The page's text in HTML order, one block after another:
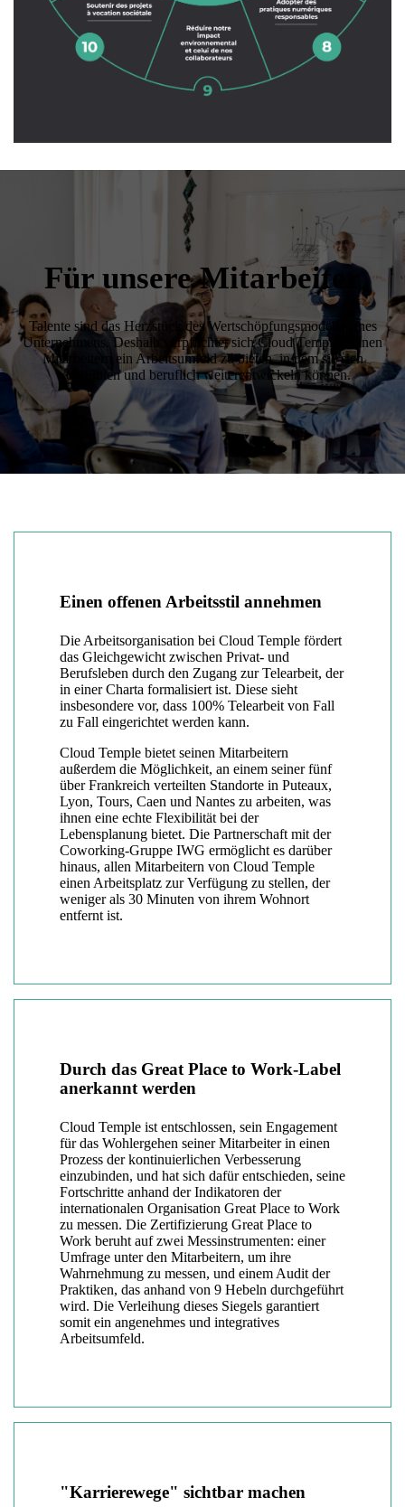
Für unsere Mitarbeiter
Talente sind das Herzstück des Wertschöpfungsmodells eines
Unternehmens. Deshalb verpflichtet sich Cloud Temple, seinen
Mitarbeitern ein Arbeitsumfeld zu bieten, in dem sie sich
wohlfühlen und beruflich weiterentwickeln können.
Einen offenen Arbeitsstil annehmen
Die Arbeitsorganisation bei Cloud Temple fördert
das Gleichgewicht zwischen Privat- und
Berufsleben durch den Zugang zur Telearbeit, der
in einer Charta formalisiert ist. Diese sieht
insbesondere vor, dass 100% Telearbeit von Fall
zu Fall eingerichtet werden kann.
Cloud Temple bietet seinen Mitarbeitern
außerdem die Möglichkeit, an einem seiner fünf
über Frankreich verteilten Standorte in Puteaux,
Lyon, Tours, Caen und Nantes zu arbeiten, was
ihnen eine echte Flexibilität bei der
Lebensplanung bietet. Die Partnerschaft mit der
Coworking-Gruppe IWG ermöglicht es darüber
hinaus, allen Mitarbeitern von Cloud Temple
einen Arbeitsplatz zur Verfügung zu stellen, der
weniger als 30 Minuten von ihrem Wohnort
entfernt ist.
Durch das Great Place to Work-Label
anerkannt werden
Cloud Temple ist entschlossen, sein Engagement
für das Wohlergehen seiner Mitarbeiter in einen
Prozess der kontinuierlichen Verbesserung
einzubinden, und hat sich dafür entschieden, seine
Fortschritte anhand der Indikatoren der
internationalen Organisation Great Place to Work
zu messen. Die Zertifizierung Great Place to
Work beruht auf zwei Messinstrumenten: einer
Umfrage unter den Mitarbeitern, um ihre
Wahrnehmung zu messen, und einem Audit der
Praktiken, das anhand von 9 Hebeln durchgeführt
wird. Die Verleihung dieses Siegels garantiert
somit ein angenehmes und integratives
Arbeitsumfeld.
"Karrierewege" sichtbar machen